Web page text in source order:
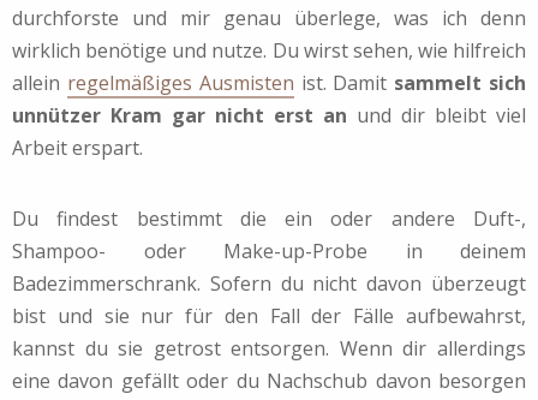
durchforste und mir genau überlege, was ich denn
wirklich benötige und nutze. Du wirst sehen, wie hilfreich
allein regelmäßiges Ausmisten ist. Damit sammelt sich
unnützer Kram gar nicht erst an und dir bleibt viel
Arbeit erspart.
Du findest bestimmt die ein oder andere Duft-,
Shampoo- oder Make-up-Probe in deinem
Badezimmerschrank. Sofern du nicht davon überzeugt
bist und sie nur für den Fall der Fälle aufbewahrst,
kannst du sie getrost entsorgen. Wenn dir allerdings
eine davon gefällt oder du Nachschub davon besorgen